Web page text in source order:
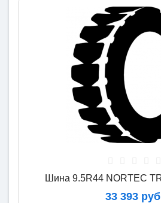
Шина 9.5R44 NORTEC
33 393